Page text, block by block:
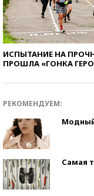
ИСПЫТАНИЕ НА
ПРОШЛА «ГОНКА
РЕКОМЕНДУЕМ:
Модный
Самая